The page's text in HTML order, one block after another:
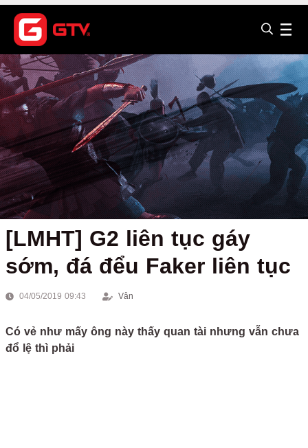
[LMHT] G2 liên tục gáy
sớm, đá đểu Faker liên tục
04/05/2019 09:43 Vân
Có vẻ như mấy ông này thấy quan tài nhưng vẫn chưa
đổ lệ thì phải